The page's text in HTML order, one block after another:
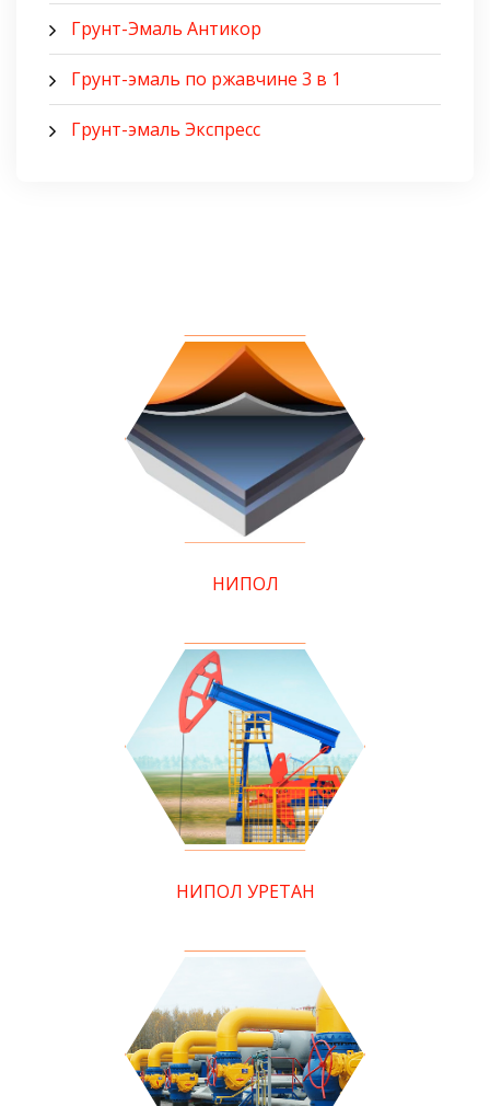
Грунт-Эмаль Антикор
Грунт-эмаль по ржавчине 3 в 1
Грунт-эмаль Экспресс
НИПОЛ
НИПОЛ УРЕТАН